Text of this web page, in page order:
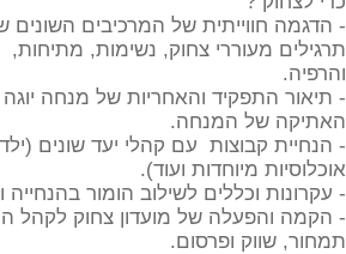
- הדגמה חווייתית של המרכיבים השונים
תרגילים מעוררי צחוק, נשימות, מתיחות,
והרפיה.
- תיאור התפקיד והאחריות של מנחה
האתיקה של המנחה.
- הנחיית קבוצות עם קהלי יעד שונים
אוכלוסיות מיוחדות ועוד).
- עקרונות וכללים לשילוב הומור בהנחייה
- הקמה והפעלה של מועדון צחוק לקהל
תמחור, שווק ופרסום.